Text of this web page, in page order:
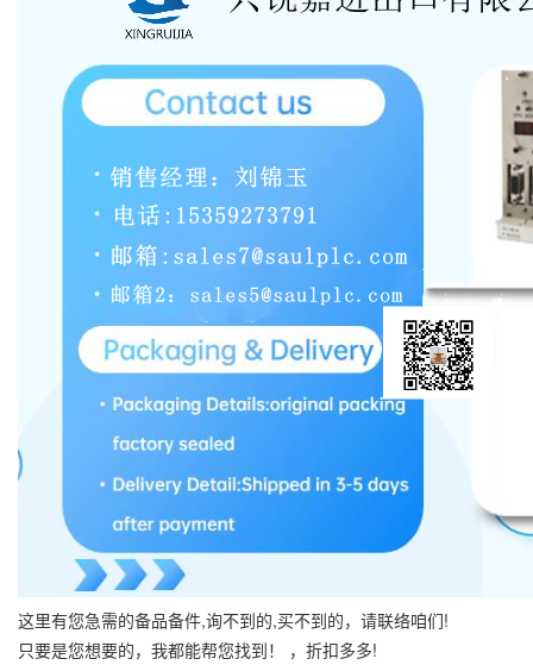
这里有您急需的备品备件,询不到的,买不到的，请联络咱们!
只要是您想要的，我都能帮您找到！ ，折扣多多!